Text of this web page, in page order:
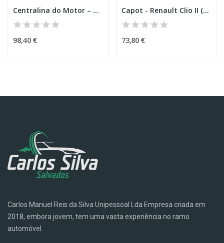
Centralina do Motor – KIA STONIC (YB)
98,40 €
Capot - Renault Clio II (BB_,CB_)
73,80 €
Carlos Manuel Reis da Silva Unipessoal Lda Empresa criada em
2018, embora jovem, tem uma vasta experiência no ramo
automóvel.